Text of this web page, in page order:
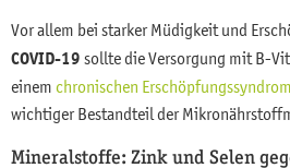
Vor allem bei starker Müdigkeit und
COVID-19 sollte die Versorgung mit B-
einem chronischen
wichtiger Bestandteil der
Mineralstoffe: Zink und Selen